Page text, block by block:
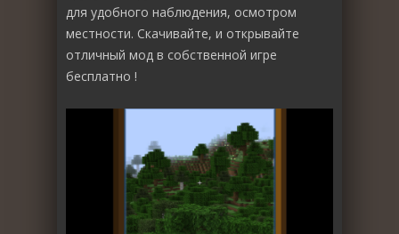
для удобного наблюдения, осмотром
местности. Скачивайте, и открывайте
отличный мод в собственной игре
бесплатно !